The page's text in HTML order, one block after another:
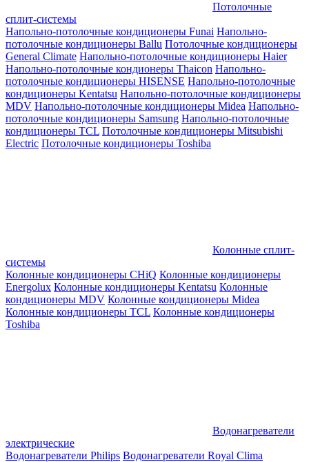
Потолочные
сплит-системы
Напольно-потолочные кондиционеры Funai Напольно-
потолочные кондиционеры Ballu Потолочные кондиционеры
General Climate Напольно-потолочные кондиционеры Haier
Напольно-потолочные кондионеры Thaicon Напольно-
потолочные кондиционеры HISENSE Напольно-потолочные
кондиционеры Kentatsu Напольно-потолочные кондиционеры
MDV Напольно-потолочные кондиционеры Midea Напольно-
потолочные кондиционеры Samsung Напольно-потолочные
кондиционеры TCL Потолочные кондиционеры Mitsubishi
Electric Потолочные кондиционеры Toshiba
Колонные сплит-
системы
Колонные кондиционеры CHiQ Колонные кондиционеры
Energolux Колонные кондиционеры Kentatsu Колонные
кондиционеры MDV Колонные кондиционеры Midea
Колонные кондиционеры TCL Колонные кондиционеры
Toshiba
Водонагреватели
электрические
Водонагреватели Philips Водонагреватели Royal Clima